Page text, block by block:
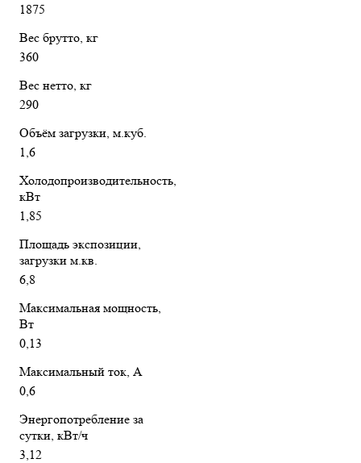
1875
Вес брутто, кг
360
Вес нетто, кг
290
Объём загрузки, м.куб.
1,6
Холодопроизводительность,
кВт
1,85
Площадь экспозиции,
загрузки м.кв.
6,8
Максимальная мощность,
Вт
0,13
Максимальный ток, А
0,6
Энергопотребление за
сутки, кВт/ч
3,12